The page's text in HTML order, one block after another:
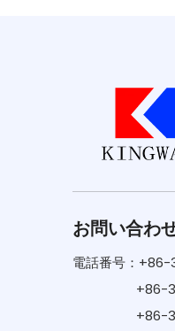
お問い合わ
電話番号：
+86-371-
+86-371-